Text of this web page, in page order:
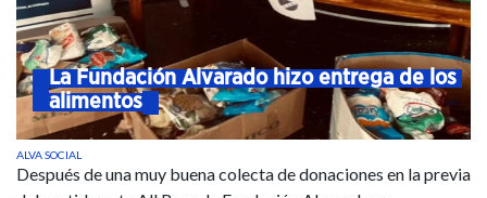
La Fundación Alvarado hizo entrega de los
alimentos
ALVA SOCIAL
Después de una muy buena colecta de donaciones en la previa